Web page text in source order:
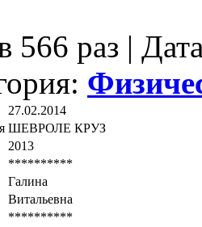
566 раз |
27.02.2014
ШЕВРОЛЕ КРУЗ
2013
**********
Галина
Витальевна
**********